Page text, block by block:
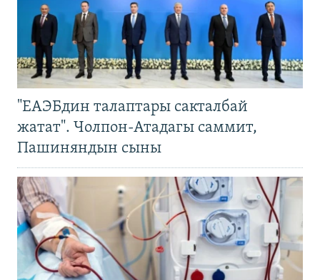
"ЕАЭБдин талаптары сакталбай
жатат". Чолпон-Атадагы саммит,
Пашиняндын сыны